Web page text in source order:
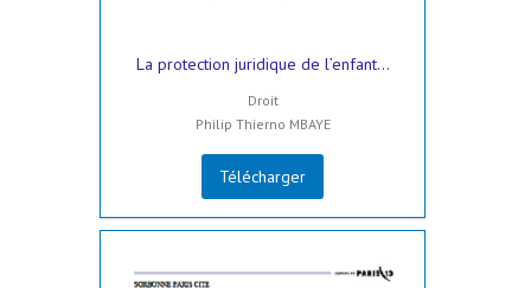
La protection juridique de l’enfant...
Droit
Philip Thierno MBAYE
Télécharger